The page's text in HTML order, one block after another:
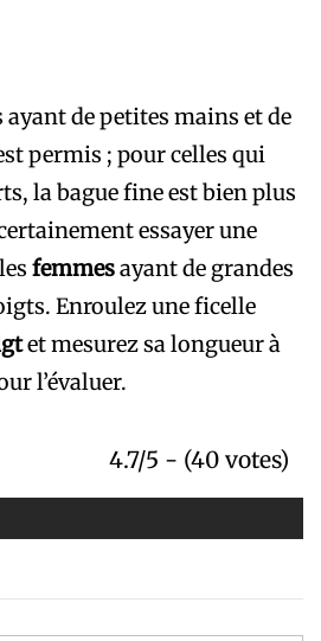
de petites mains et de
permis ; pour celles qui
la bague fine est bien plus
essayer une
femmesayant de grandes
Enroulez une ficelle
et mesurez sa longueur à
l’évaluer.
4.7/5 - (40 votes)